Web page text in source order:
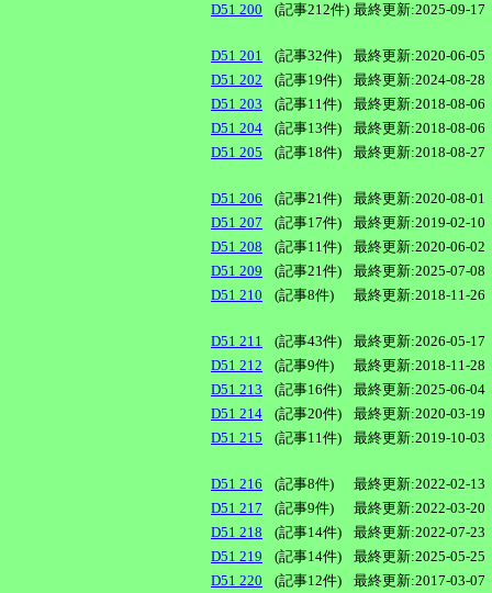
D51 200
(記事212件) 最終更新:2025-09-17
D51 201 (記事32件)
最終更新:2020-06-05
D51 202
(記事19件)
最終更新:2024-08-28
D51 203
(記事11件)
最終更新:2018-08-06
D51 204
(記事13件)
最終更新:2018-08-06
D51 205
(記事18件) 最終更新:2018-08-27
D51 206 (記事21件)
最終更新:2020-08-01
D51 207
(記事17件)
最終更新:2019-02-10
D51 208
(記事11件)
最終更新:2020-06-02
D51 209
(記事21件)
最終更新:2025-07-08
D51 210
(記事8件) 最終更新:2018-11-26
D51 211 (記事43件)
最終更新:2026-05-17
D51 212
(記事9件)
最終更新:2018-11-28
D51 213
(記事16件)
最終更新:2025-06-04
D51 214
(記事20件)
最終更新:2020-03-19
D51 215
(記事11件) 最終更新:2019-10-03
D51 216 (記事8件)
最終更新:2022-02-13
D51 217
(記事9件)
最終更新:2022-03-20
D51 218
(記事14件)
最終更新:2022-07-23
D51 219
(記事14件)
最終更新:2025-05-25
D51 220
(記事12件) 最終更新:2017-03-07